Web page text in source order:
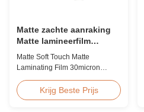
Matte zachte aanraking
Matte lamineerfilm
30micron 35micron Voor
luxe verpakkingen
Matte Soft Touch Matte
Laminating Film 30micron
Consumption Fingerprint Free
Soft Touch Matte Laminating
Krijg Beste Prijs